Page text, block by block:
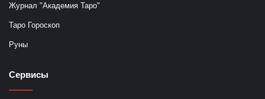
Журнал "Академия Таро"
Таро Гороскоп
Руны
Сервисы